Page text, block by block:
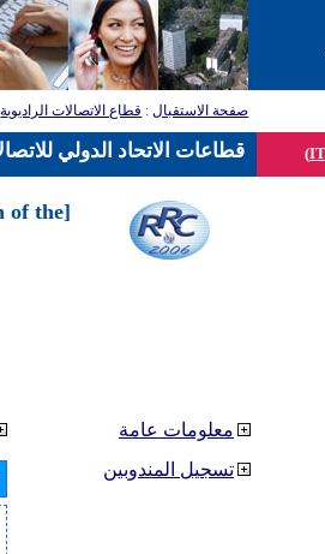
صفحة الاستقبال: قطاع الاتصالات الراديوية
of the
معلومات عامة
تسجيل المندوبين
قطاعات الاتحاد الدولي